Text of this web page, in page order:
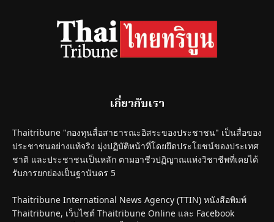
เกี่ยวกับเรา
Thaitribune "กองทุนสื่อสาธารณะอิสระของประชาชน" เป็นสื่อของ
ประชาชนอย่างแท้จริง มุ่งปฏิบัติหน้าที่โดยยึดประโยชน์ของประเทศ
ชาติ และประชาชนเป็นหลัก ตามอาชีวปฏิญาณแห่งวิชาชีพที่เคยได้
รับการยกย่องเป็นฐานันดร 5
Thaitribune International News Agency (TTIN) หนังสือพิมพ์
Thaitribune, เว็บไซต์ Thaitribune Online และ Facebook